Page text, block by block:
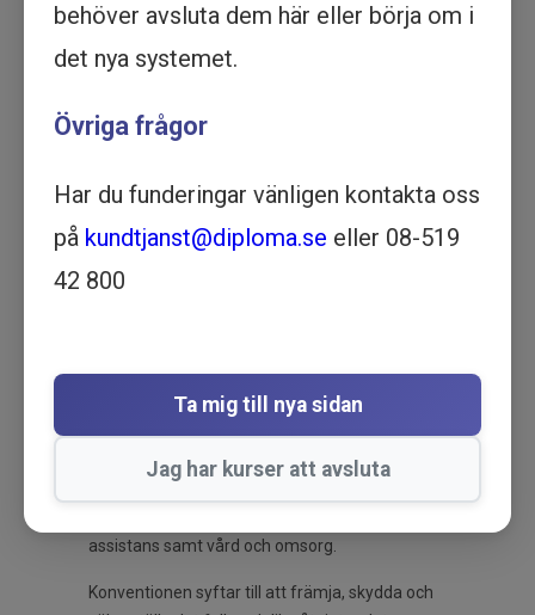
FN:s konvention om rättigheter
funktionsnedsättning -
LSS | VÅRD OCH OMSORG | 29
Motsvarar 2 timmar lärarledd utbildning
Beskrivning
det påverkar dig. Börja redan idag!
I Sverige gäller FN:s konvention om rättigheter
assistans samt vård och omsorg.
Konventionen syftar till att främja, skydda och
behöver avsluta dem här eller börja om i
det nya systemet.
Övriga frågor
Har du funderingar vänligen kontakta oss
på kundtjanst@diploma.se eller 08-519
42 800
Ta mig till nya sidan
Jag har kurser att avsluta